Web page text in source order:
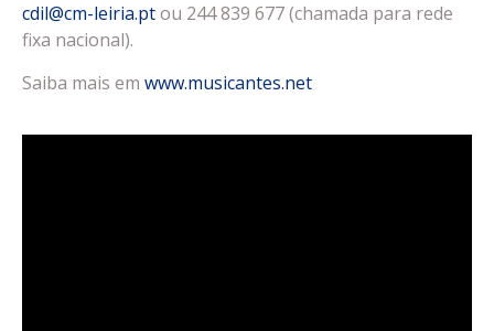
cdil@cm-leiria.ptou 244 839 677 (chamada para rede
fixa nacional).
Saiba mais em www.musicantes.net